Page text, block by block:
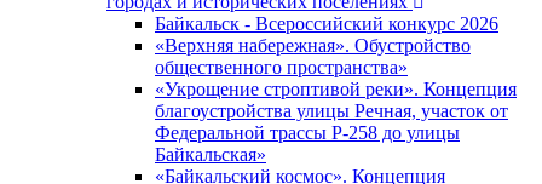
Байкальск - Всероссийский конкурс 2026
«Верхняя набережная». Обустройство
общественного пространства»
«Укрощение строптивой реки». Концепция
благоустройства улицы Речная, участок от
Федеральной трассы Р-258 до улицы
Байкальская»
«Байкальский космос». Концепция